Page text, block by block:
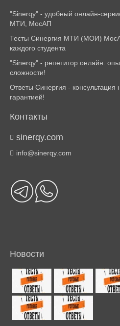
"Sinerqy" - удобный онлайн-
МТИ, МосАП
Тесты Синергия МТИ (МОИ)
каждого студента
"Sinerqy" - репетитор онлайн:
сложности!
Ответы Синергия - консультация
гарантией!
Контакты
sinerqy.com
info@sinerqy.com
Новости